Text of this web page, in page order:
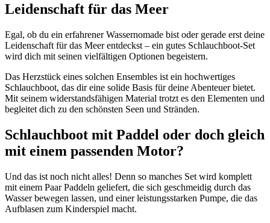
Leidenschaft für das Meer
Egal, ob du ein erfahrener Wassernomade bist oder gerade erst deine
Leidenschaft für das Meer entdeckst – ein gutes Schlauchboot-Set
wird dich mit seinen vielfältigen Optionen begeistern.
Das Herzstück eines solchen Ensembles ist ein hochwertiges
Schlauchboot, das dir eine solide Basis für deine Abenteuer bietet.
Mit seinem widerstandsfähigen Material trotzt es den Elementen und
begleitet dich zu den schönsten Seen und Stränden.
Schlauchboot mit Paddel oder doch gleich
mit einem passenden Motor?
Und das ist noch nicht alles! Denn so manches Set wird komplett
mit einem Paar Paddeln geliefert, die sich geschmeidig durch das
Wasser bewegen lassen, und einer leistungsstarken Pumpe, die das
Aufblasen zum Kinderspiel macht.